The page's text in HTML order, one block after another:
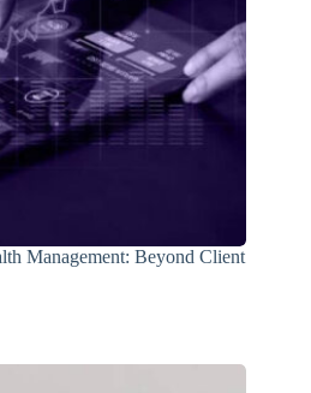
Management: Beyond Client